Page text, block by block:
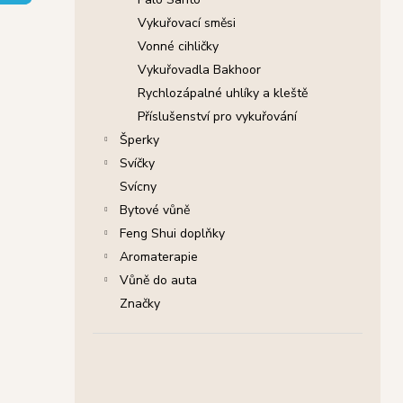
Vykuřovací směsi
Vonné cihličky
Vykuřovadla Bakhoor
Rychlozápalné uhlíky a kleště
Příslušenství pro vykuřování
Šperky
Svíčky
Svícny
Bytové vůně
Feng Shui doplňky
Aromaterapie
Vůně do auta
Značky
NAG CHAMPA, 15 G